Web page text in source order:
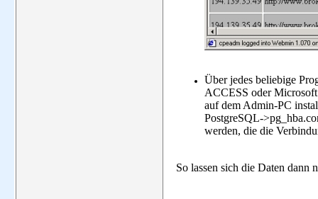
Über jedes beliebige
ACCESS oder
auf dem Admin-PC
PostgreSQL-
werden, die die
So lassen sich die Daten dann